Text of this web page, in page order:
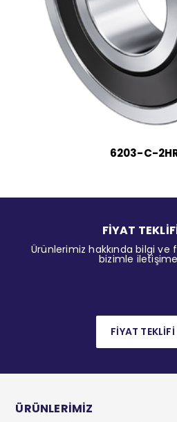
6203-C-
FİYAT
Ürünlerimiz hakkında bilgi
bizimle
FİYAT
ÜRÜNLERİMİZ